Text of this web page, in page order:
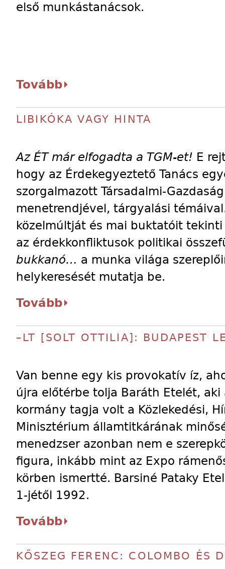
első munkástanácsok.
Tovább
LIBIKÓKA VAGY HINTA
Az ÉT már elfogadta a TGM-et! E
hogy az Érdekegyeztető Tanács
szorgalmazott Társadalmi-
menetrendjével, tárgyalási
közelmúltját és mai buktatóit
az érdekkonfliktusok politikai
bukkanó… a munka világa
helykeresését mutatja be.
Tovább
–LT [SOLT OTTILIA]: BUDAPEST
Van benne egy kis provokatív íz,
újra előtérbe tolja Baráth Etelét,
kormány tagja volt a Közlekedési,
Minisztérium államtitkárának
menedzser azonban nem e
figura, inkább mint az Expo
körben ismertté. Barsiné Pataky
1-jétől 1992.
Tovább
KŐSZEG FERENC: COLOMBO ÉS